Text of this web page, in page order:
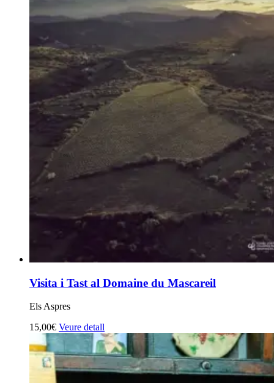
Visita i Tast al Domaine du Mascareil
Els Aspres
15,00€ Veure detall